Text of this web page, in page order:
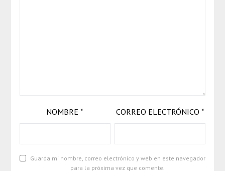
NOMBRE* CORREO ELECTRÓNICO *
Guarda mi nombre, correo electrónico y web en este navegador
para la próxima vez que comente.